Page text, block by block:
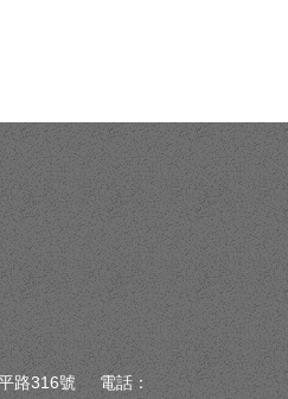
路316號 電話：